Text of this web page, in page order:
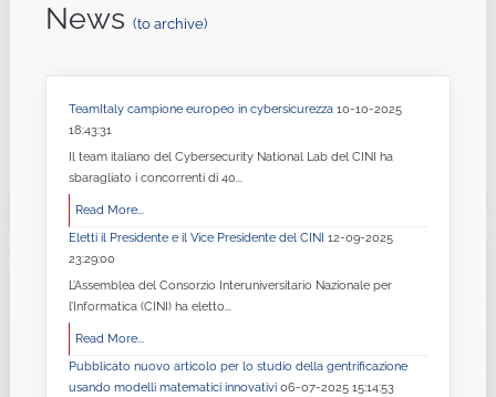
News (to archive)
TeamItaly campione europeo in cybersicurezza 10-10-2025
18:43:31
Il team italiano del Cybersecurity National Lab del CINI ha
sbaragliato i concorrenti di 40...
Read More...
Eletti il Presidente e il Vice Presidente del CINI 12-09-2025
23:29:00
L’Assemblea del Consorzio Interuniversitario Nazionale per
l’Informatica (CINI) ha eletto...
Read More...
Pubblicato nuovo articolo per lo studio della gentrificazione
usando modelli matematici innovativi 06-07-2025 15:14:53